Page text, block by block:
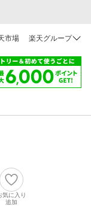
市場 楽天グループ
気に入り
追加